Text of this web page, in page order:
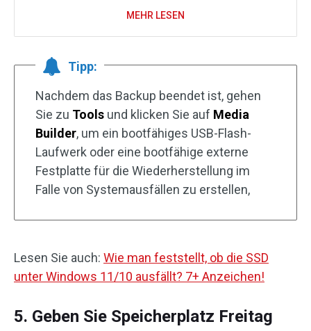
MEHR LESEN
Tipp:
Nachdem das Backup beendet ist, gehen
Sie zu Tools und klicken Sie auf Media
Builder, um ein bootfähiges USB-Flash-
Laufwerk oder eine bootfähige externe
Festplatte für die Wiederherstellung im
Falle von Systemausfällen zu erstellen,
Lesen Sie auch: Wie man feststellt, ob die SSD
unter Windows 11/10 ausfällt? 7+ Anzeichen!
5. Geben Sie Speicherplatz Freitag